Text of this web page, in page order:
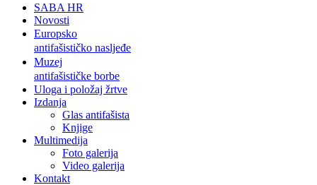
SABA HR
Novosti
Europsko
antifašističko nasljeđe
Muzej
antifašističke borbe
Uloga i položaj žrtve
Izdanja
Glas antifašista
Knjige
Multimedija
Foto galerija
Video galerija
Kontakt